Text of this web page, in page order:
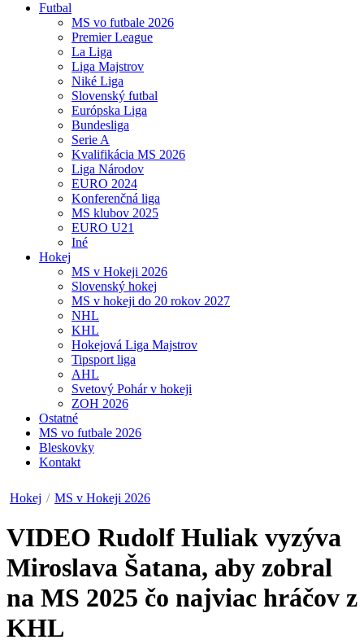
Futbal
MS vo futbale 2026
Premier League
La Liga
Liga Majstrov
Niké Liga
Slovenský futbal
Európska Liga
Bundesliga
Serie A
Kvalifikácia MS 2026
Liga Národov
EURO 2024
Konferenčná liga
MS klubov 2025
EURO U21
Iné
Hokej
MS v Hokeji 2026
Slovenský hokej
MS v hokeji do 20 rokov 2027
NHL
KHL
Hokejová Liga Majstrov
Tipsport liga
AHL
Svetový Pohár v hokeji
ZOH 2026
Ostatné
MS vo futbale 2026
Bleskovky
Kontakt
Hokej / MS v Hokeji 2026
VIDEO Rudolf Huliak vyzýva
Miroslava Šatana, aby zobral
na MS 2025 čo najviac hráčov z
KHL